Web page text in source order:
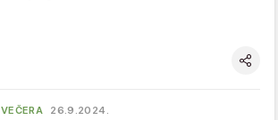
VEČERA 26.9.2024.